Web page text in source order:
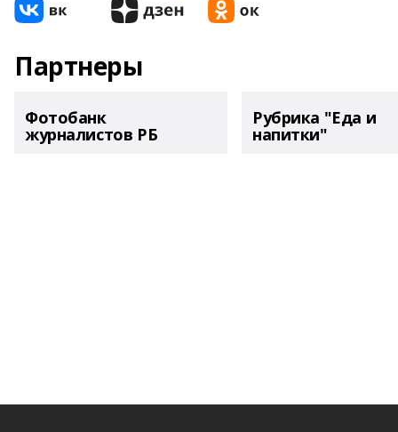
Партнеры
Фотобанк
журналистов РБ
Рубрика "Еда и
напитки"